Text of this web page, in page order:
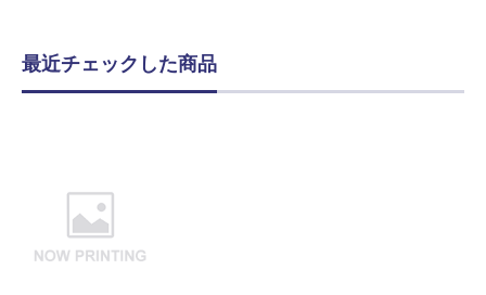
最近チェックした商品